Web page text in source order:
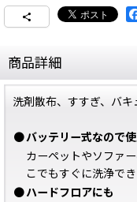
商品詳細
洗剤散布、すすぎ、バ
●バッテリー式なので
カーペットやソファ
こでもすぐに洗浄でき
●ハードフロアにも